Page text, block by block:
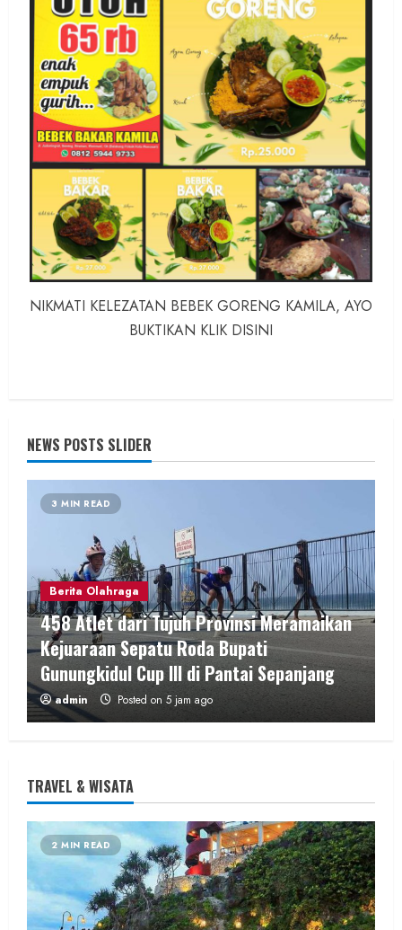
NIKMATI KELEZATAN BEBEK GORENG KAMILA, AYO
BUKTIKAN KLIK DISINI
NEWS POSTS SLIDER
3 MIN READ
Berita Olahraga
458 Atlet dari Tujuh Provinsi Meramaikan
Kejuaraan Sepatu Roda Bupati
Gunungkidul Cup III di Pantai Sepanjang
admin Posted on 5 jam ago
Hiburan Music
Dua Lagu Karya Pangdam VI/Mulawarman
Jadi Ikon Kompetisi Menyanyi HUT ke-81 RI
TRAVEL & WISATA
2 MIN READ